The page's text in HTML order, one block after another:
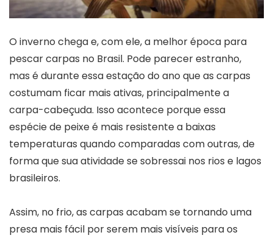
O inverno chega e, com ele, a melhor época para
pescar carpas no Brasil. Pode parecer estranho,
mas é durante essa estação do ano que as carpas
costumam ficar mais ativas, principalmente a
carpa-cabeçuda. Isso acontece porque essa
espécie de peixe é mais resistente a baixas
temperaturas quando comparadas com outras, de
forma que sua atividade se sobressai nos rios e lagos
brasileiros.
Assim, no frio, as carpas acabam se tornando uma
presa mais fácil por serem mais visíveis para os